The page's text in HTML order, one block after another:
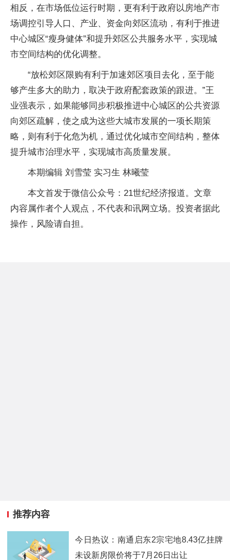
相反，在市场低位运行时期，更有利于政府以房地产市
场调控引导人口、产业、资金向郊区流动，有利于推进
中心城区“瘦身健体”和提升郊区公共服务水平，实现城
市空间结构的优化调整。
“放松郊区限购有利于加速郊区项目去化，至于能
够产生多大的助力，取决于政府配套政策的跟进。”王
业强表示，如果能够同步积极推进中心城区的公共资源
向郊区疏解，使之成为这些大城市发展的一项长期策
略，则有利于化危为机，通过优化城市空间结构，整体
提升城市治理水平，实现城市高质量发展。
本期编辑 刘雪莹 实习生 林曦莹
本文首发于微信公众号：21世纪经济报道。文章
内容属作者个人观点，不代表和讯网立场。投资者据此
操作，风险请自担。
推荐内容
今日热议：南通启东2宗宅地8.43亿挂牌
未设新房限价将于7月26日出让